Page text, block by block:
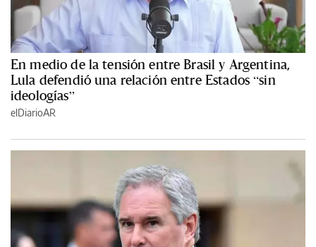
En medio de la tensión entre Brasil y Argentina,
Lula defendió una relación entre Estados “sin
ideologías”
elDiarioAR